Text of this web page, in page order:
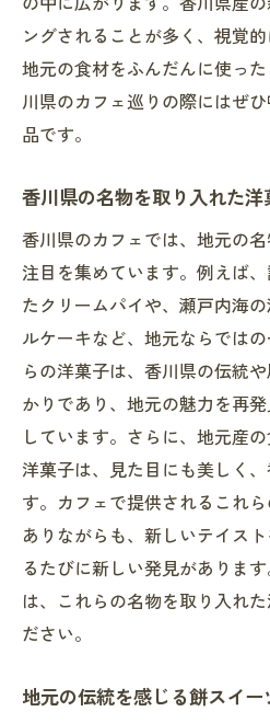
の中に広がります。香川県産
ングされることが多く、視覚
地元の食材をふんだんに使っ
川県のカフェ巡りの際にはぜ
品です。
香川県の名物を取り入れた洋
香川県のカフェでは、地元の
注目を集めています。例えば
たクリームパイや、瀬戸内海
ルケーキなど、地元ならでは
らの洋菓子は、香川県の伝統
かりであり、地元の魅力を再
しています。さらに、地元産
洋菓子は、見た目にも美しく
す。カフェで提供されるこれ
ありながらも、新しいテイス
るたびに新しい発見がありま
は、これらの名物を取り入れ
ださい。
地元の伝統を感じる餅スイー